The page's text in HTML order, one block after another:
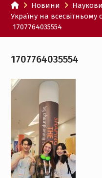
партнерства
Новини
Україну на всесвітньому
1707764035554
1707764035554